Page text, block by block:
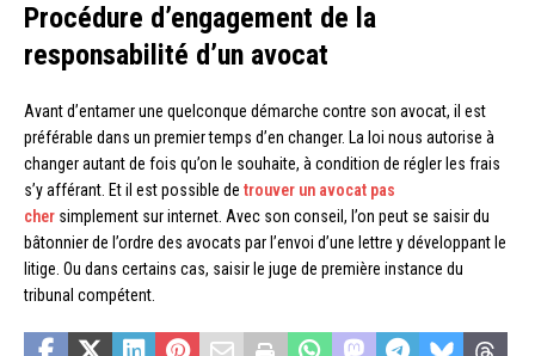
Procédure d’engagement de la
responsabilité d’un avocat
Avant d’entamer une quelconque démarche contre son avocat, il est
préférable dans un premier temps d’en changer. La loi nous autorise à
changer autant de fois qu’on le souhaite, à condition de régler les frais
s’y afférant. Et il est possible de trouver un avocat pas
cher simplement sur internet. Avec son conseil, l’on peut se saisir du
bâtonnier de l’ordre des avocats par l’envoi d’une lettre y développant le
litige. Ou dans certains cas, saisir le juge de première instance du
tribunal compétent.